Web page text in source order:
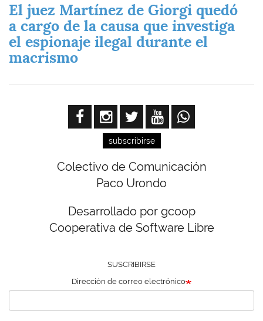
El juez Martínez de Giorgi quedó
a cargo de la causa que investiga
el espionaje ilegal durante el
macrismo
subscribirse
Colectivo de Comunicación
Paco Urondo
Desarrollado por gcoop
Cooperativa de Software Libre
SUSCRIBIRSE
Dirección de correo electrónico